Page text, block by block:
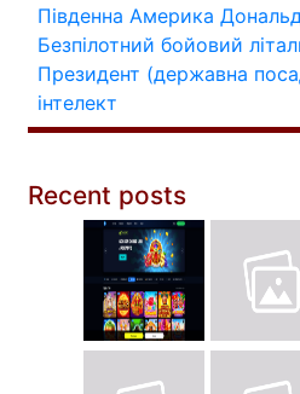
Південна Америка
Безпілотний бойовий
Президент (державна
інтелект
Recent posts